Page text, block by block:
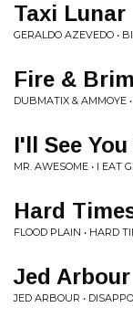
Taxi Lunar
GERALDO AZEVEDO •
Fire &
DUBMATIX & AMMOYE
I'll See
MR. AWESOME • I EAT
Hard
FLOOD PLAIN • HARD
Jed Arbour
JED ARBOUR •